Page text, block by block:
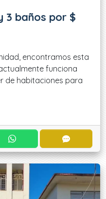
3 baños por $
encontramos esta
funciona
de habitaciones para
CONTACTAR POR